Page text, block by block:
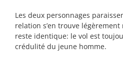
Les deux personnages
relation s’en trouve
reste identique: le vol est
crédulité du jeune homme.